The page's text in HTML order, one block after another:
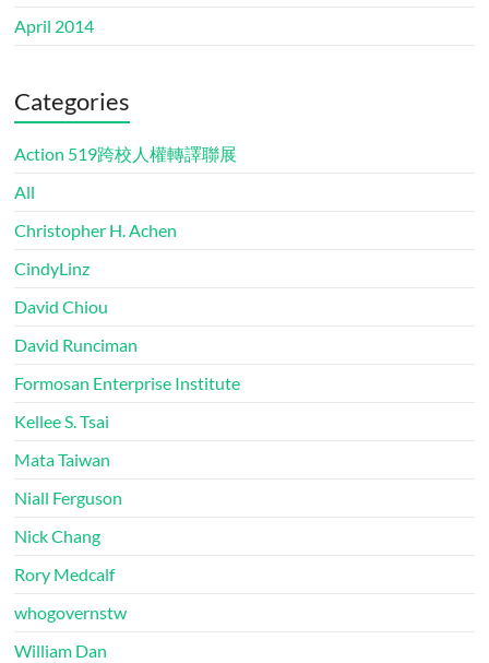
April 2014
Categories
Action 519跨校人權轉譯聯展
All
Christopher H. Achen
CindyLinz
David Chiou
David Runciman
Formosan Enterprise Institute
Kellee S. Tsai
Mata Taiwan
Niall Ferguson
Nick Chang
Rory Medcalf
whogovernstw
William Dan